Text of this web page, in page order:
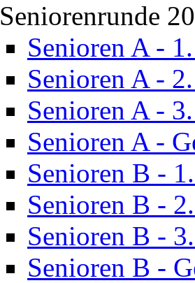
Seniorenrunde
Senioren A -
Senioren A -
Senioren A -
Senioren A -
Senioren B -
Senioren B -
Senioren B -
Senioren B -